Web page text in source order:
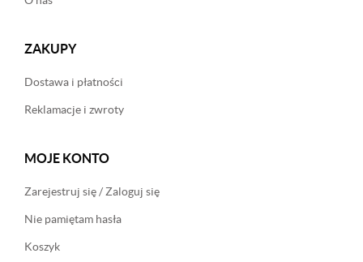
ZAKUPY
Dostawa i płatności
Reklamacje i zwroty
MOJE KONTO
Zarejestruj się / Zaloguj się
Nie pamiętam hasła
Koszyk